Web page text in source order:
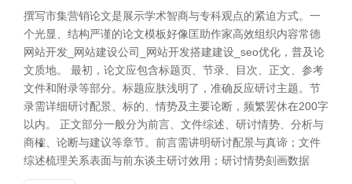
撰写市集营销论文是展示学术智商与专科观点的紧迫方式。一
个光显、结构严谨的论文模板好像匡助作家高效组织内容常德
网站开发_网站建设公司_网站开发搭建建设_seo优化，普及论
文质地。 最初，论文应包含标题页、节录、目次、正文、参考
文件和附录等部分。标题应肤浅明了，准确反应研讨主题。节
录需详细研讨配景、标的、情势及主要论断，频繁罢休在200字
以内。 正文部分一般分为前言、文件综述、研讨情势、分析与
商榷、论断与建议等章节。前言需讲明研讨配景与真谛；文件
综述梳理关系表面与前东谈主研讨效用；研讨情势刻画数据